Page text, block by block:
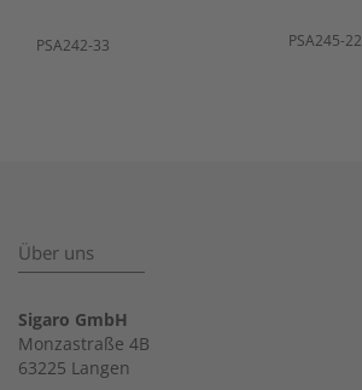
PSA242-33 PSA245-22
Über uns
Sigaro GmbH
Monzastraße 4B
63225 Langen